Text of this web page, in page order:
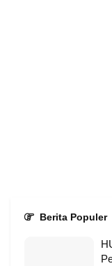
Berita Populer